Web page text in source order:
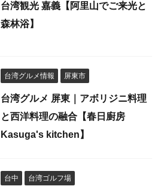
台湾観光 嘉義【阿里山でご来光と
森林浴】
台湾グルメ情報 屏東市
台湾グルメ 屏東｜アボリジニ料理
と西洋料理の融合【春日廚房
Kasuga's kitchen】
台中 台湾ゴルフ場